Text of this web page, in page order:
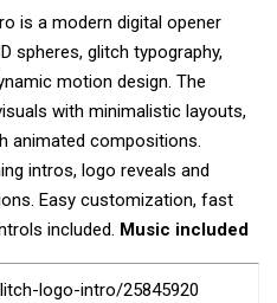
is a modern digital opener
spheres, glitch typography,
motion design. The
with minimalistic layouts,
animated compositions.
intros, logo reveals and
Easy customization, fast
included. Music included
logo-intro/25845920